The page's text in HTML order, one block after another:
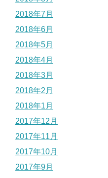
2018年7月
2018年6月
2018年5月
2018年4月
2018年3月
2018年2月
2018年1月
2017年12月
2017年11月
2017年10月
2017年9月